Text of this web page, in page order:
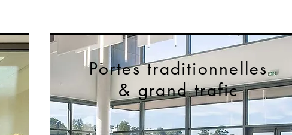
Portes traditionnelles
& grand trafic